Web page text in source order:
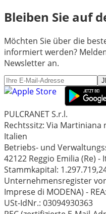
Bleiben Sie auf
Möchten Sie über die
informiert werden?
Newsletter an.
PULCRANET S.r.l.
Rechtssitz: Via Martiniana
Italien
Betriebs- und
42122 Reggio Emilia (Re) -
Stammkapital:
Unternehmensregister
Imprese di MODENA) -
USt-IdNr.: 03094930363